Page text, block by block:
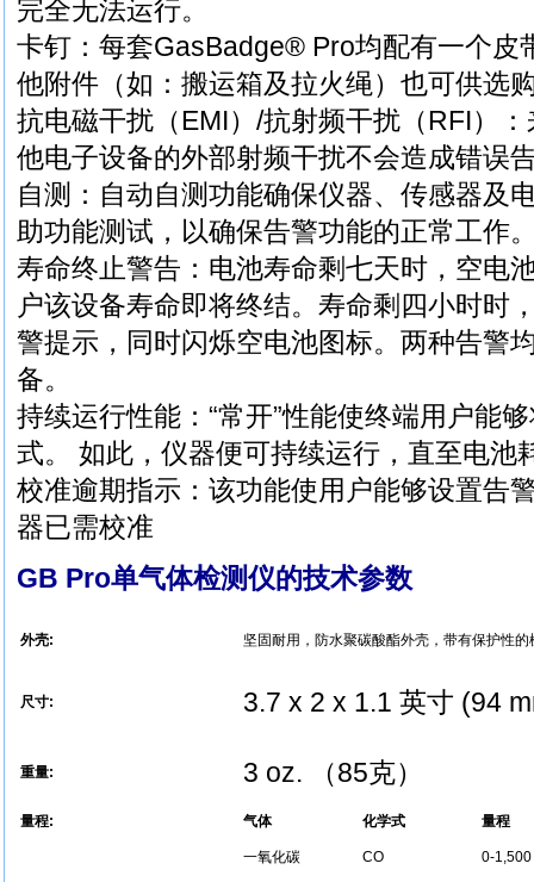
完全无法运行。
卡钉：每套GasBadge® Pro均配有一个皮
他附件（如：搬运箱及拉火绳）也可供选
抗电磁干扰（EMI）/抗射频干扰（RFI）
他电子设备的外部射频干扰不会造成错误
自测：自动自测功能确保仪器、传感器及
助功能测试，以确保告警功能的正常工作
寿命终止警告：电池寿命剩七天时，空电
户该设备寿命即将终结。寿命剩四小时时
警提示，同时闪烁空电池图标。两种告警
备。
持续运行性能：“常开”性能使终端用户能
式。 如此，仪器便可持续运行，直至电池
校准逾期指示：该功能使用户能够设置告
器已需校准
GB Pro单气体检测仪的技术参数
外壳: 坚固耐用，防水聚碳酸酯外壳，带有保护性
尺寸: 3.7 x 2 x 1.1 英寸 (94
重量: 3 oz. （85克）
量程: 气体 化学式 量程
一氧化碳 CO 0-1,500